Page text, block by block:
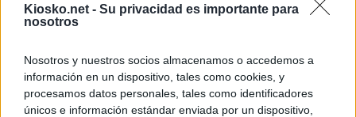
Kiosko.net - Su privacidad es importante para
nosotros
Nosotros y nuestros socios almacenamos o accedemos a
información en un dispositivo, tales como cookies, y
procesamos datos personales, tales como identificadores
únicos e información estándar enviada por un dispositivo,